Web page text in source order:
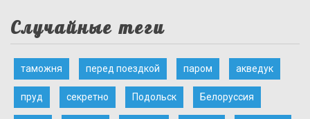
Случайные теги
таможня перед поездкой паром акведук
пруд секретно Подольск Белоруссия